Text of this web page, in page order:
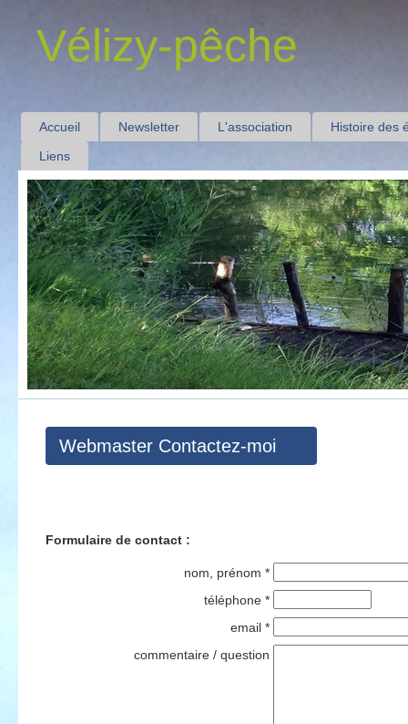
Vélizy-pêche
Accueil Newsletter L'association
Histoire des
Liens
Webmaster Contactez-moi
Formulaire de contact :
nom, prénom *
téléphone *
email *
commentaire / question